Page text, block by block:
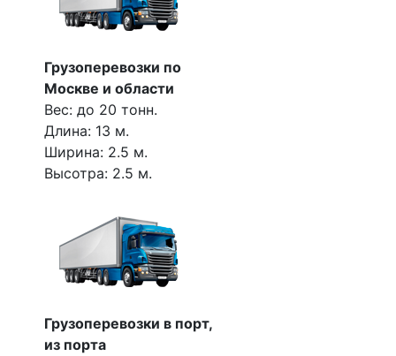
Грузоперевозки по
Москве и области
Вес: до 20 тонн.
Длина: 13 м.
Ширина: 2.5 м.
Высотра: 2.5 м.
Грузоперевозки в порт,
из порта